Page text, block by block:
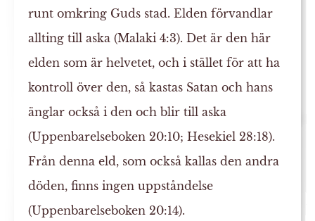
runt omkring Guds stad. Elden förvandlar
allting till aska (Malaki 4:3). Det är den här
elden som är helvetet, och i stället för att ha
kontroll över den, så kastas Satan och hans
änglar också i den och blir till aska
(Uppenbarelseboken 20:10; Hesekiel 28:18).
Från denna eld, som också kallas den andra
döden, finns ingen uppståndelse
(Uppenbarelseboken 20:14).